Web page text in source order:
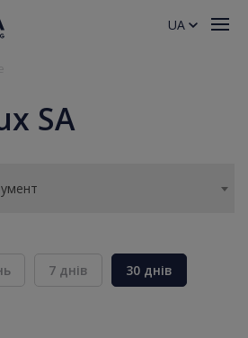
SA
7 днів 30 днів
UA